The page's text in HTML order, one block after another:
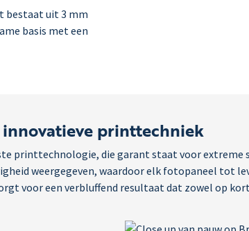
bestaat uit 3 mm
basis met een
printtechniek
printtechnologie, die garant staat voor extreme
weergegeven, waardoor elk fotopaneel tot
voor een verbluffend resultaat dat zowel op